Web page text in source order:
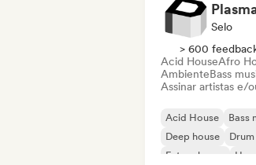
Selo
> 600
Acid HouseAfro
AmbienteBass
Assinar artistas e/
Acid House Bass
Deep house
Future house